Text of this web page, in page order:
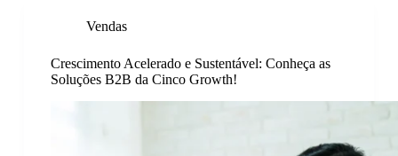
Vendas
Crescimento Acelerado e Sustentável: Conheça as
Soluções B2B da Cinco Growth!